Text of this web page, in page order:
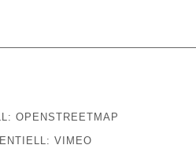
OPENSTREETMAP
VIMEO